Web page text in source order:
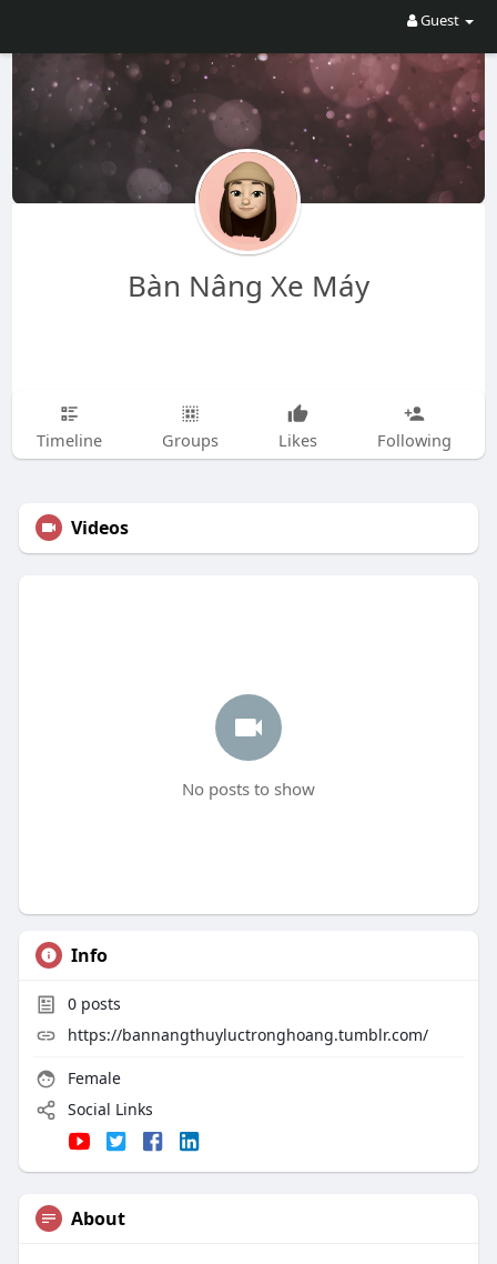
Guest
Bàn Nâng Xe Máy
Timeline Groups Likes Following
Videos
No posts to show
Info
0posts
https://bannangthuyluctronghoang.tumblr.com/
Female
Social Links
About